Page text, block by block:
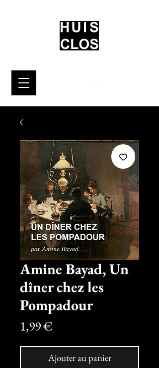
Amine Bayad, Un
dîner chez les
Pompadour
1,99 €Prix
Ajouter au panier